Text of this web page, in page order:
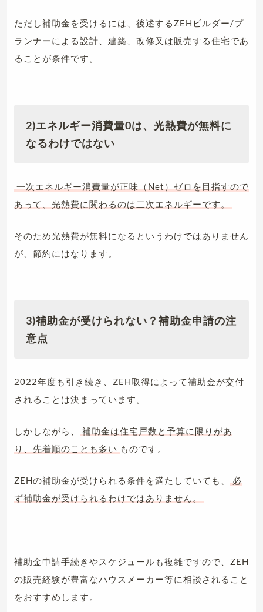
ただし補助金を受けるには、後述するZEHビルダー/プ
ランナーによる設計、建築、改修又は販売する住宅であ
ることが条件です。
2)エネルギー消費量0は、光熱費が無料に
なるわけではない
一次エネルギー消費量が正味（Net）ゼロを目指すので
あって、光熱費に関わるのは二次エネルギーです。
そのため光熱費が無料になるというわけではありません
が、節約にはなります。
3)補助金が受けられない？補助金申請の注
意点
2022年度も引き続き、ZEH取得によって補助金が交付
されることは決まっています。
しかしながら、
補助金は住宅戸数と予算に限りがあ
り、先着順のことも多い ものです。
ZEHの補助金が受けられる条件を満たしていても、
必
ず補助金が受けられるわけではありません。
補助金申請手続きやスケジュールも複雑ですので、ZEH
の販売経験が豊富なハウスメーカー等に相談されること
をおすすめします。